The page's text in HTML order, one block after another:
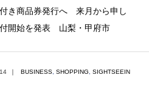
き商品券発行へ 来月から申し
開始を発表 山梨・甲府市
｜ BUSINESS SHOPPING
SIGHTSEEIN